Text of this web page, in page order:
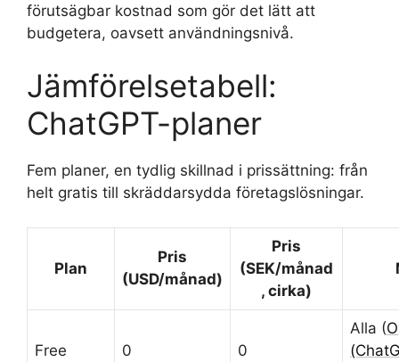
förutsägbar kostnad som gör det lätt att
budgetera, oavsett användningsnivå.
Jämförelsetabell:
ChatGPT-planer
Fem planer, en tydlig skillnad i prissättning: från
helt gratis till skräddarsydda företagslösningar.
Plan
Pris
(USD/månad)
Pris
(SEK/månad
, cirka)
Free 0 0
Alla (